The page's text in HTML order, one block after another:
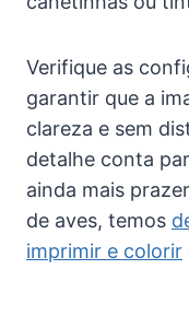
Verifique as
garantir que a
clareza e sem
detalhe conta
ainda mais
de aves, temos
imprimir e colorir